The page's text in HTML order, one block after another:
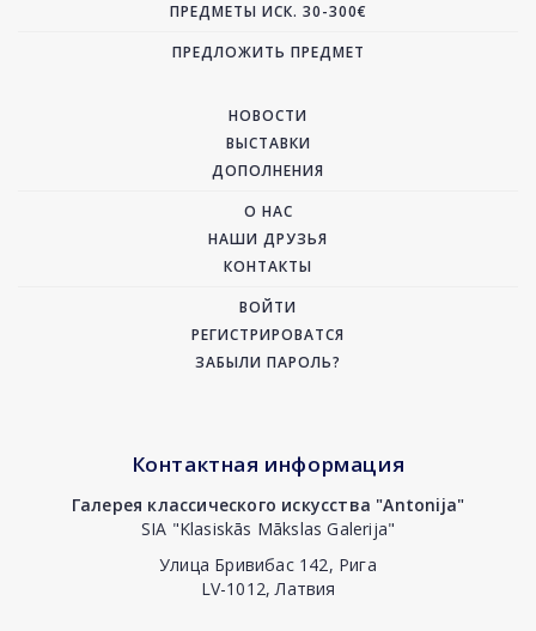
ПРЕДМЕТЫ ИСК. 30-300€
ПРЕДЛОЖИТЬ ПРЕДМЕТ
НОВОСТИ
ВЫСТАВКИ
ДОПОЛНЕНИЯ
О НАС
НАШИ ДРУЗЬЯ
КОНТАКТЫ
ВОЙТИ
РЕГИСТРИРОВАТСЯ
ЗАБЫЛИ ПАРОЛЬ?
Контактная информация
Галерея классического искусства "Antonija"
SIA "Klasiskās Mākslas Galerija"
Улица Бривибас 142, Рига
LV-1012, Латвия